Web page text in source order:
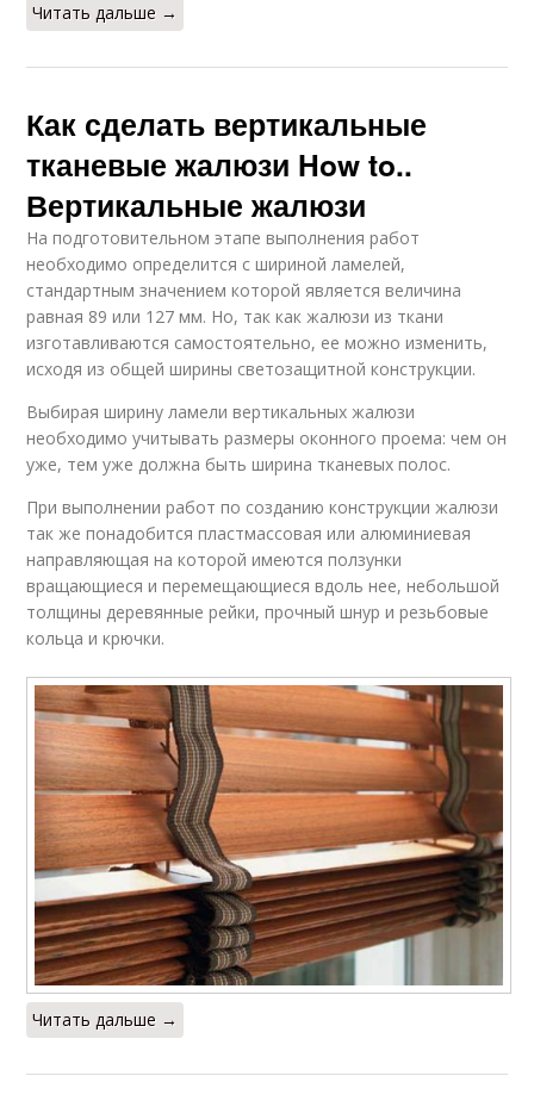
Читать дальше →
Как сделать вертикальные
тканевые жалюзи How to..
Вертикальные жалюзи
На подготовительном этапе выполнения работ
необходимо определится с шириной ламелей,
стандартным значением которой является величина
равная 89 или 127 мм. Но, так как жалюзи из ткани
изготавливаются самостоятельно, ее можно изменить,
исходя из общей ширины светозащитной конструкции.
Выбирая ширину ламели вертикальных жалюзи
необходимо учитывать размеры оконного проема: чем он
уже, тем уже должна быть ширина тканевых полос.
При выполнении работ по созданию конструкции жалюзи
так же понадобится пластмассовая или алюминиевая
направляющая на которой имеются ползунки
вращающиеся и перемещающиеся вдоль нее, небольшой
толщины деревянные рейки, прочный шнур и резьбовые
кольца и крючки.
Читать дальше →